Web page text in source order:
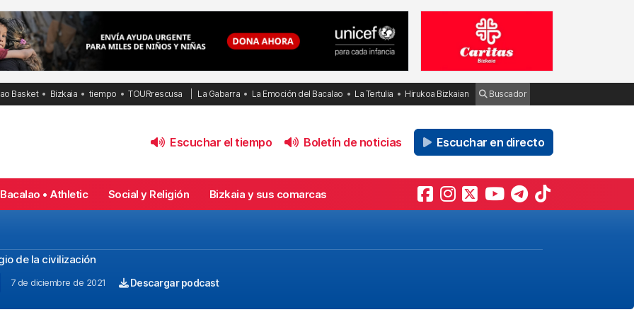
Basket Bizkaia tiempo TOURrescusa La Gabarra La Emoción del Bacalao La Tertulia Hirukoa Bizkaian Buscador
Escuchar el tiempo Boletín de noticias Escuchar en directo
Bacalao • Athletic Social y Religión Bizkaia y sus comarcas
de la civilización
7 de diciembre de 2021 Descargar podcast